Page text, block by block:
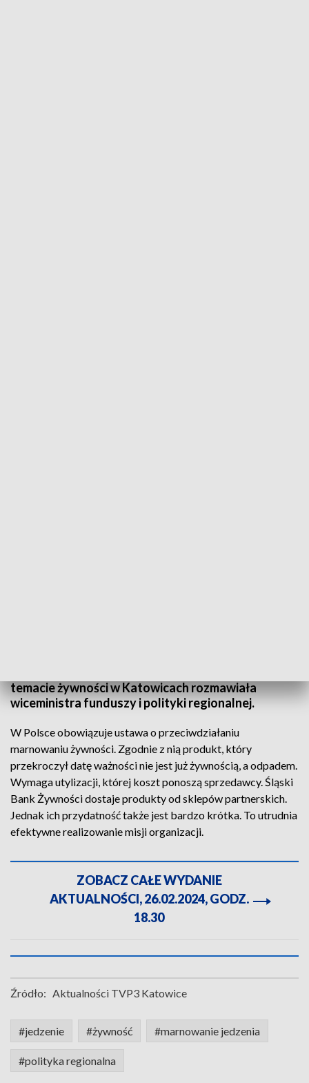
temacie żywności w Katowicach rozmawiała
wiceministra funduszy i polityki regionalnej.
W Polsce obowiązuje ustawa o przeciwdziałaniu
marnowaniu żywności. Zgodnie z nią produkt, który
przekroczył datę ważności nie jest już żywnością, a odpadem.
Wymaga utylizacji, której koszt ponoszą sprzedawcy. Śląski
Bank Żywności dostaje produkty od sklepów partnerskich.
Jednak ich przydatność także jest bardzo krótka. To utrudnia
efektywne realizowanie misji organizacji.
ZOBACZ CAŁE WYDANIE
AKTUALNOŚCI, 26.02.2024, GODZ.
18.30
Źródło: Aktualności TVP3 Katowice
#jedzenie #żywność #marnowanie jedzenia
#polityka regionalna